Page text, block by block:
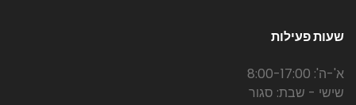
שעות פעילות
א'-ה': 8:00-17:00
שישי - שבת: סגור